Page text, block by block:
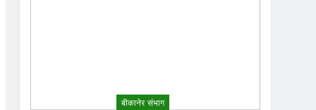
बीकानेर संभाग